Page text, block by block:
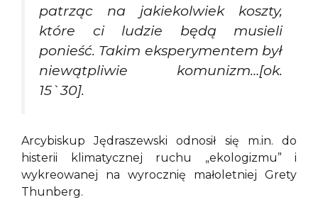
patrząc na jakiekolwiek koszty,
które ci ludzie będą musieli
ponieść. Takim eksperymentem był
niewątpliwie komunizm…[ok.
15`30].
Arcybiskup Jędraszewski odnosił się m.in. do
histerii klimatycznej ruchu „ekologizmu” i
wykreowanej na wyrocznię małoletniej Grety
Thunberg.